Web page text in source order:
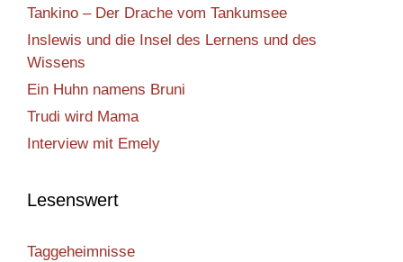
Tankino – Der Drache vom Tankumsee
Inslewis und die Insel des Lernens und des
Wissens
Ein Huhn namens Bruni
Trudi wird Mama
Interview mit Emely
Lesenswert
Taggeheimnisse